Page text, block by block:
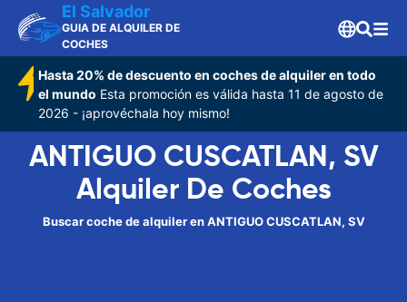
El Salvador
GUIA DE ALQUILER DE
COCHES
Hasta 20% de descuento en coches de alquiler en todo
el mundo Esta promoción es válida hasta 11 de agosto de
2026 - ¡aprovéchala hoy mismo!
ANTIGUO CUSCATLAN, SV
Alquiler De Coches
Buscar coche de alquiler en ANTIGUO CUSCATLAN, SV